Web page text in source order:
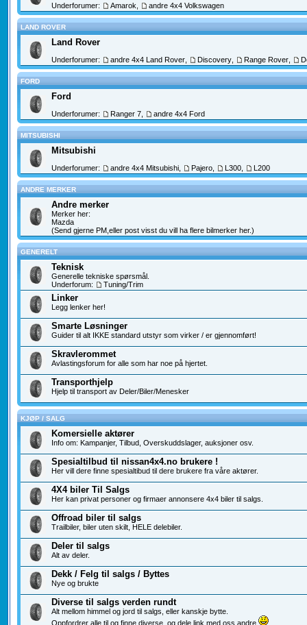
Underforumer: Amarok andre 4x4 Volkswagen
LAND ROVER
Land Rover
Underforumer: andre 4x4 Land Rover, Discovery, Range Rover,
FORD
Ford
Underforumer: Ranger 7, andre 4x4 Ford
MITSUBISHI
Mitsubishi
Underforumer: andre 4x4 Mitsubishi, Pajero, L300, L200
ANDRE MERKER
Andre merker
Merker her:
Mazda
(Send gjerne PM,eller post visst du vill ha flere bilmerker her.)
GENERELT
Teknisk
Generelle tekniske spørsmål.
Underforum:
Tuning/Trim
Linker
Legg lenker her!
Smarte Løsninger
Guider til alt IKKE standard utstyr som virker / er gjennomført!
Skravlerommet
Avlastingsforum for alle som har noe på hjertet.
Transporthjelp
Hjelp til transport av Deler/Biler/Menesker
KJØP / SALG
Komersielle aktører
Info om: Kampanjer, Tilbud, Overskuddslager, auksjoner osv.
Spesialtilbud til nissan4x4.no brukere !
Her vill dere finne spesialtibud til dere brukere fra våre aktører.
4X4 biler Til Salgs
Her kan privat personer og firmaer annonsere 4x4 biler til salgs.
Offroad biler til salgs
Trailbiler, biler uten skilt, HELE delebiler.
Deler til salgs
Alt av deler.
Dekk / Felg til salgs / Byttes
Nye og brukte
Diverse til salgs verden rundt
Alt mellom himmel og jord til salgs, eller kanskje bytte.
Oppfordrer alle til og finne diverse, og dele link med oss andre